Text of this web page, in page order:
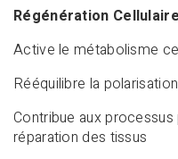
Régénération Cellulaire
Active le métabolisme
Rééquilibre la
Contribue aux
réparation des tissus